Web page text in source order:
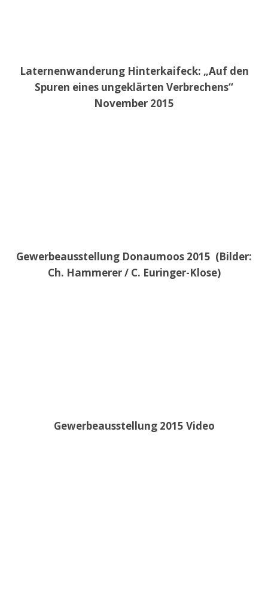
Laternenwanderung Hinterkaifeck: „Auf den
Spuren eines ungeklärten Verbrechens“
November 2015
Gewerbeausstellung Donaumoos 2015 (Bilder:
Ch. Hammerer / C. Euringer-Klose)
Gewerbeausstellung 2015 Video